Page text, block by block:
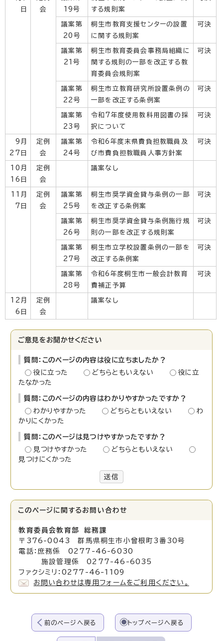
日
会
19号
する規則案
議案第
20号
桐生市教育支援センターの設置
に関する規則案
可決
議案第
21号
桐生市教育委員会事務局組織に
関する規則の一部を改正する教
育委員会規則案
可決
議案第
22号
桐生市立教育研究所設置条例の
一部を改正する条例案
可決
議案第
23号
令和7年度使用教科用図書の採
択について
可決
9月
27日
定例
会
議案第
24号
令和6年度末県費負担教職員及
び市費負担教職員人事方針案
可決
10月
16日
定例
会
議案なし
11月
7日
定例
会
議案第
25号
桐生市奨学資金貸与条例の一部
を改正する条例案
可決
議案第
26号
桐生市奨学資金貸与条例施行規
則の一部を改正する規則案
可決
議案第
27号
桐生市立学校設置条例の一部を
改正する条例案
可決
議案第
28号
令和6年度桐生市一般会計教育
費補正予算
可決
12月
6日
定例
会
議案なし
ご意見をお聞かせください
質問：このページの内容は役に立ちましたか？
役に立った
どちらともいえない
役に立
たなかった
質問：このページの内容はわかりやすかったですか？
わかりやすかった
どちらともいえない
わ
かりにくかった
質問：このページは見つけやすかったですか？
見つけやすかった
どちらともいえない
見つけにくかった
送信
このページに関する お問い合わせ
教育委員会教育部 総務課
〒376-0043 群馬県桐生市小曾根町3番30号
電話：庶務係 0277-46-6030
施設管理係 0277-46-6035
ファクシミリ：0277-46-1109
お問い合わせは専用フォームをご利用ください。
前のページへ戻る トップページへ戻る